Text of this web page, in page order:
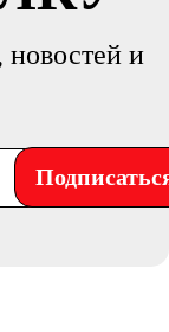
новостей и